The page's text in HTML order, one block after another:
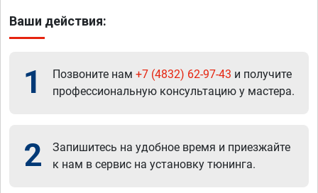
Ваши действия:
1 Позвоните нам +7 (4832) 62-97-43 и получите
профессиональную консультацию у мастера.
2
Запишитесь на удобное время и приезжайте
к нам в сервис на установку тюнинга.